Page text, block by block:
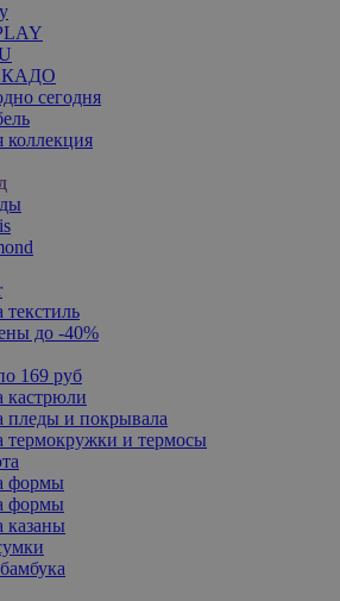
сегодня
коллекция
текстиль
до -40%
169 руб
кастрюли
пледы и покрывала
термокружки и термосы
формы
формы
казаны